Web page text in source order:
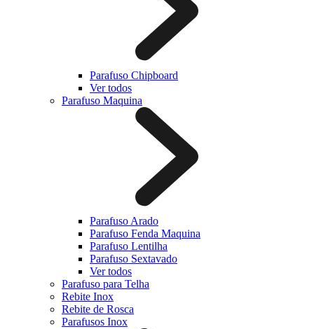
Parafuso Chipboard
Ver todos
Parafuso Maquina
Parafuso Arado
Parafuso Fenda Maquina
Parafuso Lentilha
Parafuso Sextavado
Ver todos
Parafuso para Telha
Rebite Inox
Rebite de Rosca
Parafusos Inox